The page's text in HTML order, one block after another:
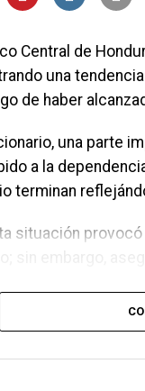
Central de
una
de haber
una parte
a la
terminan
situación
de 6%. Ahora lo